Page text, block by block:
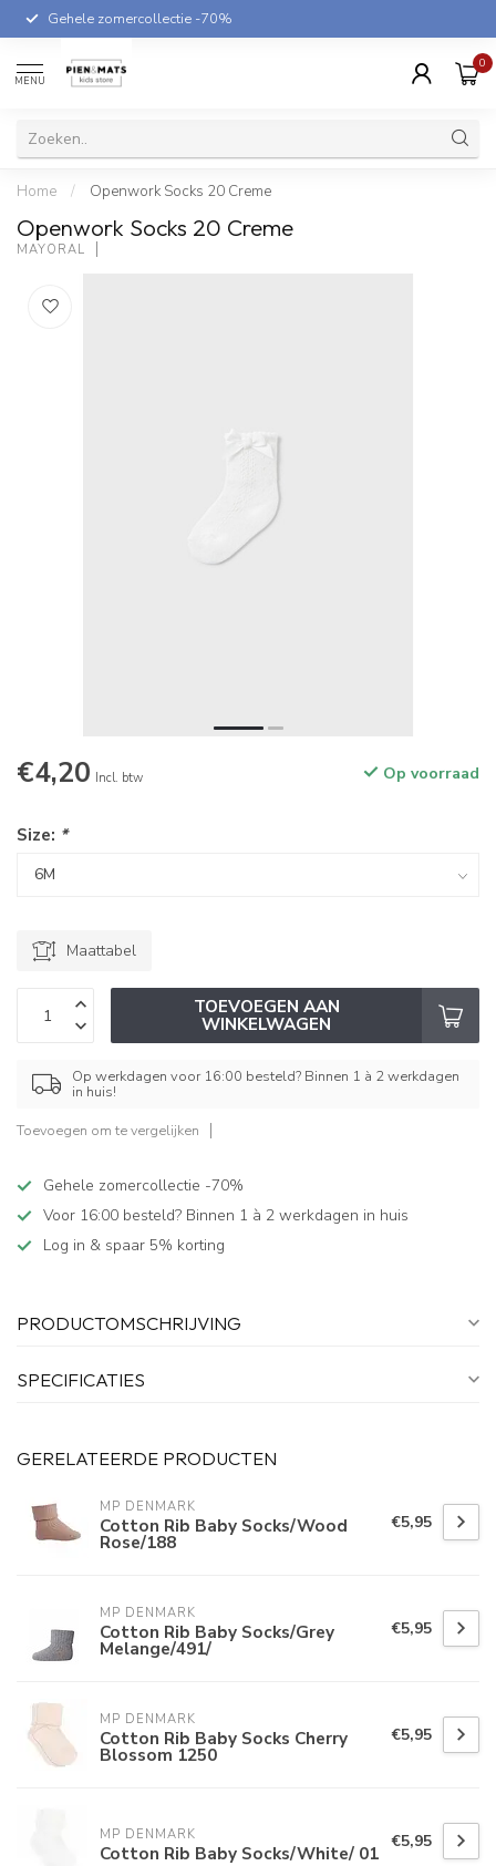
Gehele zomercollectie -70%
MENU
0
Home / Openwork Socks 20 Creme
Openwork Socks 20 Creme
MAYORAL
€4,20 Incl. btw Op voorraad
Size: *
Maattabel
TOEVOEGEN AAN
WINKELWAGEN
Op werkdagen voor 16:00 besteld? Binnen 1 à 2 werkdagen
in huis!
Toevoegen om te vergelijken
Gehele zomercollectie -70%
Voor 16:00 besteld? Binnen 1 à 2 werkdagen in huis
Log in & spaar 5% korting
PRODUCTOMSCHRIJVING
SPECIFICATIES
GERELATEERDE PRODUCTEN
MP DENMARK
Cotton Rib Baby Socks/Wood
Rose/188
€5,95
MP DENMARK
Cotton Rib Baby Socks/Grey
Melange/491/
€5,95
MP DENMARK
Cotton Rib Baby Socks Cherry
Blossom 1250
€5,95
MP DENMARK
Cotton Rib Baby Socks/White/ 01 €5,95